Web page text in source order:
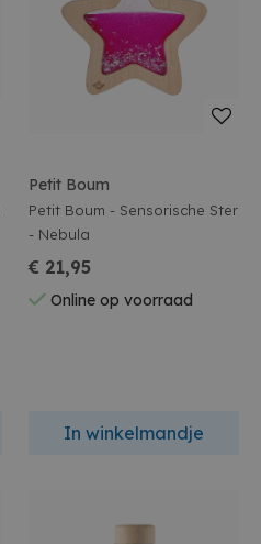
Petit Boum
Petit Boum - Sensorische Ster
- Nebula
€ 21,95
Online op voorraad
In winkelmandje